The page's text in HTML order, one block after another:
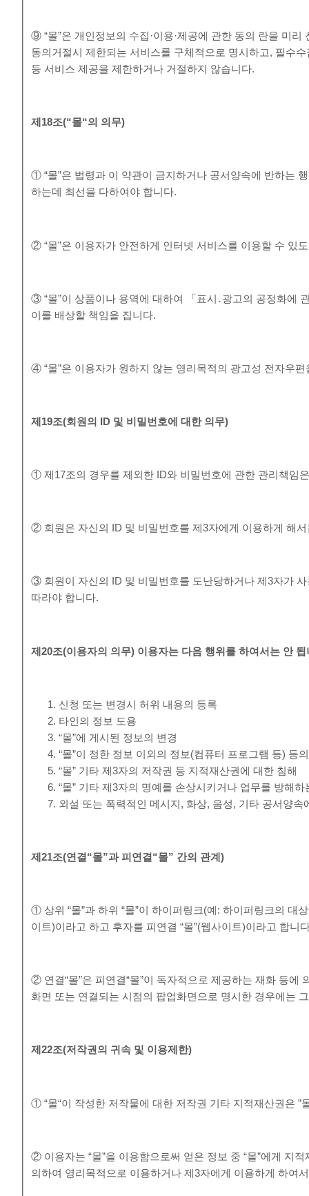
⑨ “몰”은 개인정보의 수집·이용·제공에 관한 동의 란을 미
동의거절시 제한되는 서비스를 구체적으로 명시하고, 필수
등 서비스 제공을 제한하거나 거절하지 않습니다.
제 18조(“몰“의 의무)
① “몰”은 법령과 이 약관이 금지하거나 공서양속에 반하는
하는데 최선을 다하여야 합니다.
② “몰”은 이용자가 안전하게 인터넷 서비스를 이용할 수 있
③ “몰”이 상품이나 용역에 대하여 「표시․광고의 공정화에
이를 배상할 책임을 집니다.
④ “몰”은 이용자가 원하지 않는 영리목적의 광고성 전자우
제 19조(회원의 ID 및 비밀번호에 대한 의무)
① 제17조의 경우를 제외한 ID와 비밀번호에 관한 관리책임
② 회원은 자신의 ID 및 비밀번호를 제3자에게 이용하게 해
③ 회원이 자신의 ID 및 비밀번호를 도난당하거나 제3자가
따라야 합니다.
제20조(이용자의 의무) 이용자는 다음 행위를 하여서는 안 됩
신청 또는 변경시 허위 내용의 등록
타인의 정보 도용
“몰”에 게시된 정보의 변경
“몰”이 정한 정보 이외의 정보(컴퓨터 프로그램 등) 등
“몰” 기타 제3자의 저작권 등 지적재산권에 대한 침해
“몰” 기타 제3자의 명예를 손상시키거나 업무를 방해하
외설 또는 폭력적인 메시지, 화상, 음성, 기타 공서양
제21조(연결 “몰”과 피연결 “몰” 간의 관계)
① 상위 “몰”과 하위 “몰”이 하이퍼링크(예: 하이퍼링크의 대
이트)이라고 하고 후자를 피연결 “몰”(웹사이트)이라고 합니
② 연결“몰”은 피연결“몰”이 독자적으로 제공하는 재화 등에
화면 또는 연결되는 시점의 팝업화면으로 명시한 경우에는
제22조(저작권의 귀속 및 이용제한)
① “몰“이 작성한 저작물에 대한 저작권 기타 지적재산권은 ”
② 이용자는 “몰”을 이용함으로써 얻은 정보 중 “몰”에게 지
의하여 영리목적으로 이용하거나 제3자에게 이용하게 하여